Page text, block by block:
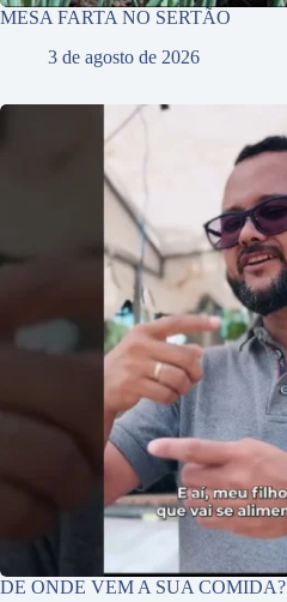
MESA FARTA NO SERTÃO
3 de agosto de 2026
DE ONDE VEM A SUA COMIDA?